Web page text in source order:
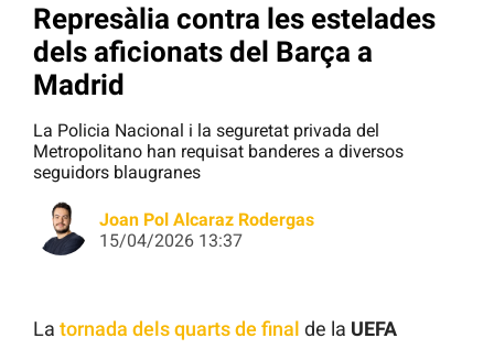
Represàlia contra les estelades
dels aficionats del Barça a
Madrid
La Policia Nacional i la seguretat privada del
Metropolitano han requisat banderes a diversos
seguidors blaugranes
Joan Pol Alcaraz Rodergas
15/04/2026 13:37
La tornada dels quarts de final de la UEFA